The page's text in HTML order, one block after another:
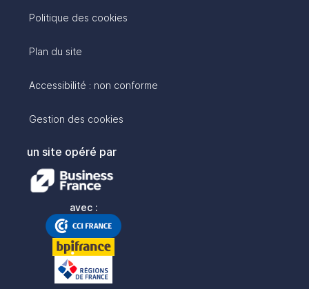
Politique des cookies
Plan du site
Accessibilité : non conforme
Gestion des cookies
un site opéré par
avec :